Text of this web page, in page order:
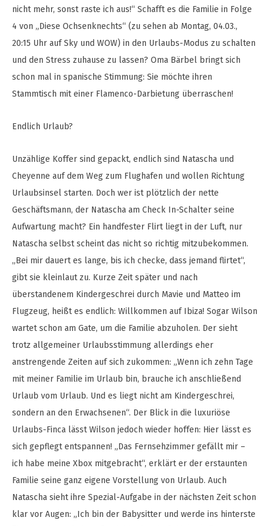
nicht mehr, sonst raste ich aus!“ Schafft es die Familie in Folge
4 von „Diese Ochsenknechts“ (zu sehen ab Montag, 04.03.,
20:15 Uhr auf Sky und WOW) in den Urlaubs-Modus zu schalten
und den Stress zuhause zu lassen? Oma Bärbel bringt sich
schon mal in spanische Stimmung: Sie möchte ihren
Stammtisch mit einer Flamenco-Darbietung überraschen!
Endlich Urlaub?
Unzählige Koffer sind gepackt, endlich sind Natascha und
Cheyenne auf dem Weg zum Flughafen und wollen Richtung
Urlaubsinsel starten. Doch wer ist plötzlich der nette
Geschäftsmann, der Natascha am Check In-Schalter seine
Aufwartung macht? Ein handfester Flirt liegt in der Luft, nur
Natascha selbst scheint das nicht so richtig mitzubekommen.
„Bei mir dauert es lange, bis ich checke, dass jemand flirtet“,
gibt sie kleinlaut zu. Kurze Zeit später und nach
überstandenem Kindergeschrei durch Mavie und Matteo im
Flugzeug, heißt es endlich: Willkommen auf Ibiza! Sogar Wilson
wartet schon am Gate, um die Familie abzuholen. Der sieht
trotz allgemeiner Urlaubsstimmung allerdings eher
anstrengende Zeiten auf sich zukommen: „Wenn ich zehn Tage
mit meiner Familie im Urlaub bin, brauche ich anschließend
Urlaub vom Urlaub. Und es liegt nicht am Kindergeschrei,
sondern an den Erwachsenen“. Der Blick in die luxuriöse
Urlaubs-Finca lässt Wilson jedoch wieder hoffen: Hier lässt es
sich gepflegt entspannen! „Das Fernsehzimmer gefällt mir –
ich habe meine Xbox mitgebracht“, erklärt er der erstaunten
Familie seine ganz eigene Vorstellung von Urlaub. Auch
Natascha sieht ihre Spezial-Aufgabe in der nächsten Zeit schon
klar vor Augen: „Ich bin der Babysitter und werde ins hinterste